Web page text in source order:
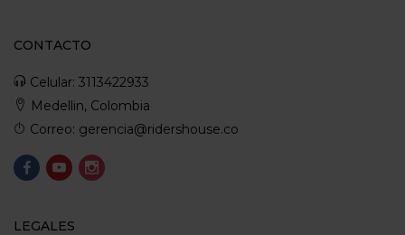
CONTACTO
Celular: 3113422933
Medellin, Colombia
Correo: gerencia@ridershouse.co
LEGALES